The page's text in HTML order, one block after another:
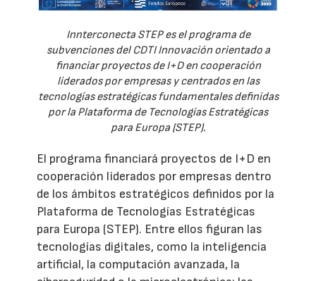
Innterconecta STEP es el programa de
subvenciones del CDTI Innovación orientado a
financiar proyectos de I+D en cooperación
liderados por empresas y centrados en las
tecnologías estratégicas fundamentales definidas
por la Plataforma de Tecnologías Estratégicas
para Europa (STEP).
El programa financiará proyectos de I+D en
cooperación liderados por empresas dentro
de los ámbitos estratégicos definidos por la
Plataforma de Tecnologías Estratégicas
para Europa (STEP). Entre ellos figuran las
tecnologías digitales, como la inteligencia
artificial, la computación avanzada, la